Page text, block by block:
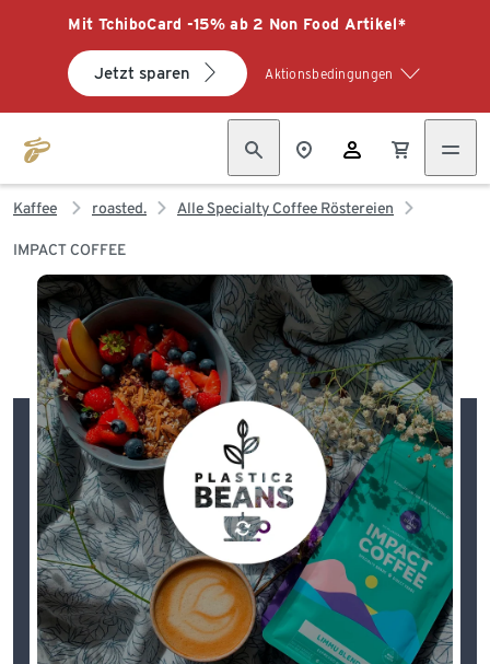
Mit TchiboCard -15% ab 2 Non Food Artikel*
Jetzt sparen Aktionsbedingungen
Kaffee roasted. Alle Specialty Coffee Röstereien
IMPACT COFFEE